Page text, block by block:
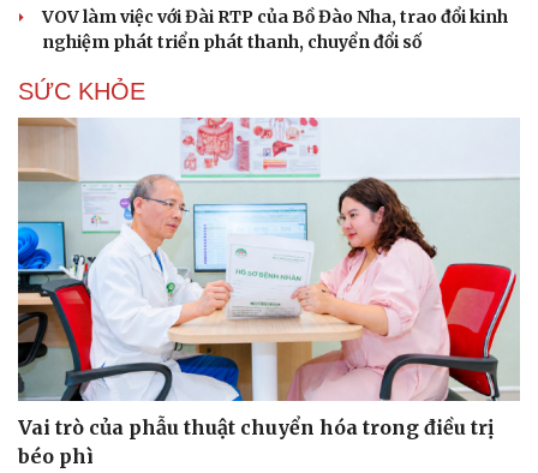
VOV làm việc với Đài RTP của Bồ Đào Nha, trao đổi kinh
nghiệm phát triển phát thanh, chuyển đổi số
SỨC KHỎE
Vai trò của phẫu thuật chuyển hóa trong điều trị
béo phì